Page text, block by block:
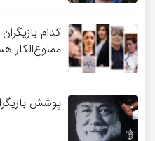
کدام
ممنوع‌الکار
پوشش